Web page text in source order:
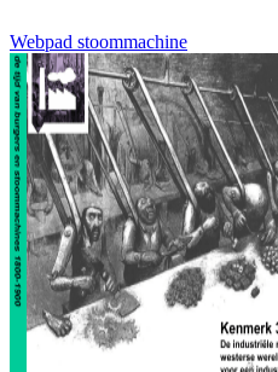
Webpad stoommachine